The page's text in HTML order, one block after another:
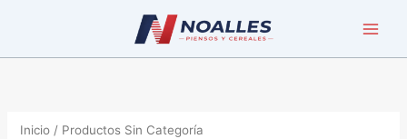
contenido
Inicio / Productos Sin Categoría